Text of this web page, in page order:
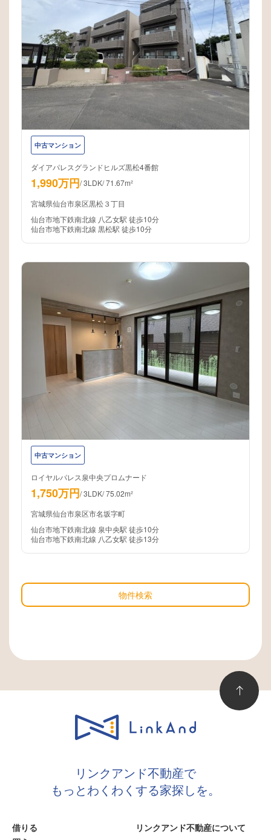
中古マンション
ダイアパレスグランドヒルズ黒松4番館
1,990万円/3LDK/71.67m²
宮城県仙台市泉区黒松３丁目
仙台市地下鉄南北線 八乙女駅 徒歩10分
仙台市地下鉄南北線 黒松駅 徒歩10分
中古マンション
ロイヤルパレス泉中央プロムナード
1,750万円/3LDK/75.02m²
宮城県仙台市泉区市名坂字町
仙台市地下鉄南北線 泉中央駅 徒歩10分
仙台市地下鉄南北線 八乙女駅 徒歩13分
物件検索
リンクアンド不動産で
もっとわくわくする家探しを。
借りる
リンクアンド不動産について